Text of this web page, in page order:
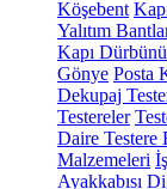
Köşebent
Yalıtım
Kapı Dürbünü
Gönye Posta
Dekupaj
Testereler
Daire Testere
Malzemeleri
Ayakkabısı